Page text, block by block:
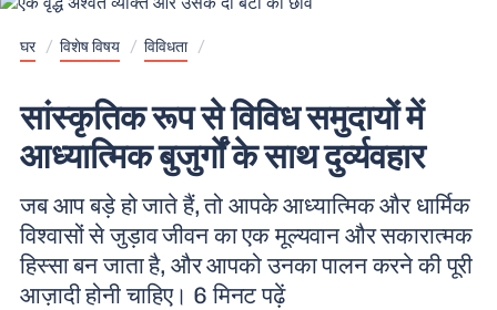
घर / विशेष विषय / विविधता /
सांस्कृतिक रूप से विविध समुदायों में
आध्यात्मिक बुजुर्गों के साथ दुर्व्यवहार
जब आप बड़े हो जाते हैं, तो आपके आध्यात्मिक और धार्मिक
विश्वासों से जुड़ाव जीवन का एक मूल्यवान और सकारात्मक
हिस्सा बन जाता है, और आपको उनका पालन करने की पूरी
आज़ादी होनी चाहिए। 6 मिनट पढ़ें